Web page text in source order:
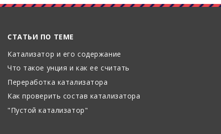
СТАТЬИ ПО ТЕМЕ
Катализатор и его содержание
Что такое унция и как ее считать
Переработка катализатора
Как проверить состав катализатора
"Пустой катализатор"